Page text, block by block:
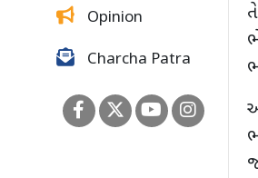
Opinion
Charcha Patra